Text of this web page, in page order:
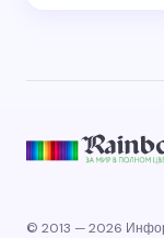
© 2013 — 2026